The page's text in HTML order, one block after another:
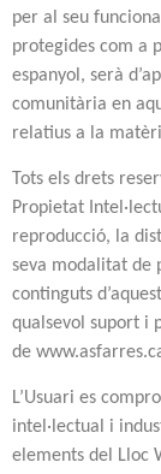
per al seu
protegides com a
espanyol, serà
comunitària en
relatius a la
Tots els drets
Propietat
reproducció, la
seva modalitat de
continguts
qualsevol suport i
de
L’Usuari es
intel·lectual i
elements del Lloc